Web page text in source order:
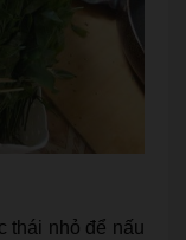
thái nhỏ để nấu